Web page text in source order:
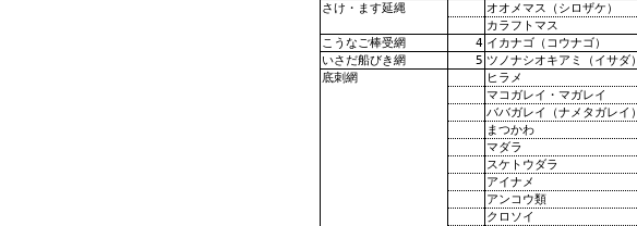
さけ・ます延縄
オオメマス（シロザケ）
カラフトマス
こうなご棒受網 4 イカナゴ（コウナゴ）
いさだ船びき網 5 ツノナシオキアミ（イサダ）
底刺網
ヒラメ
マコガレイ・マガレイ
ババガレイ（ナメタガレイ）
まつかわ
マダラ
スケトウダラ
アイナメ
アンコウ類
クロソイ